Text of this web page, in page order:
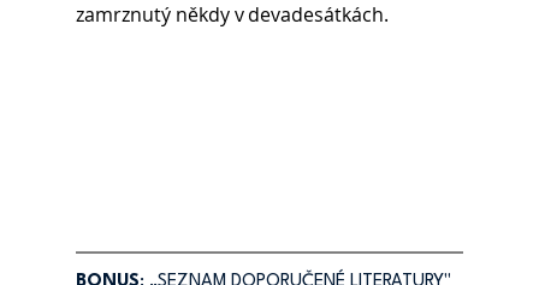
zamrznutý někdy v devadesátkách.